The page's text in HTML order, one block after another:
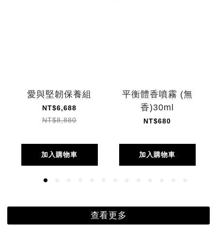
愛與堅韌保養組
NT$6,688
NT$8,880
加入購物車
平衡體香噴霧 (無
香)30ml
NT$680
加入購物車
查看更多